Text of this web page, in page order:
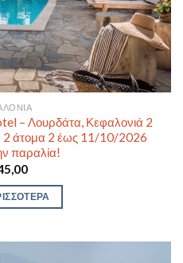
– Λουρδάτα, Κεφαλονιά 2
2 άτομα 2 έως 11/10/2026
παραλία!